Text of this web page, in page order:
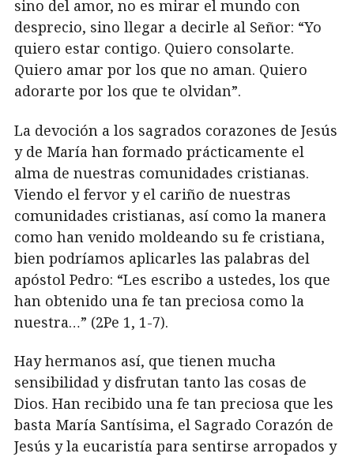
sino del amor, no es mirar el mundo con
desprecio, sino llegar a decirle al Señor: “Yo
quiero estar contigo. Quiero consolarte.
Quiero amar por los que no aman. Quiero
adorarte por los que te olvidan”.
La devoción a los sagrados corazones de Jesús
y de María han formado prácticamente el
alma de nuestras comunidades cristianas.
Viendo el fervor y el cariño de nuestras
comunidades cristianas, así como la manera
como han venido moldeando su fe cristiana,
bien podríamos aplicarles las palabras del
apóstol Pedro: “Les escribo a ustedes, los que
han obtenido una fe tan preciosa como la
nuestra…” (2Pe 1, 1-7).
Hay hermanos así, que tienen mucha
sensibilidad y disfrutan tanto las cosas de
Dios. Han recibido una fe tan preciosa que les
basta María Santísima, el Sagrado Corazón de
Jesús y la eucaristía para sentirse arropados y